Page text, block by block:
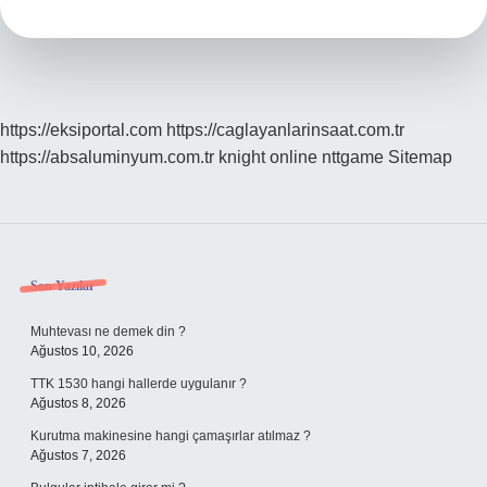
https://eksiportal.com https://caglayanlarinsaat.com.tr
https://absaluminyum.com.tr knight online nttgame Sitemap
Sidebar
Son Yazılar
Muhtevası ne demek din ?
Ağustos 10, 2026
TTK 1530 hangi hallerde uygulanır ?
Ağustos 8, 2026
Kurutma makinesine hangi çamaşırlar atılmaz ?
Ağustos 7, 2026